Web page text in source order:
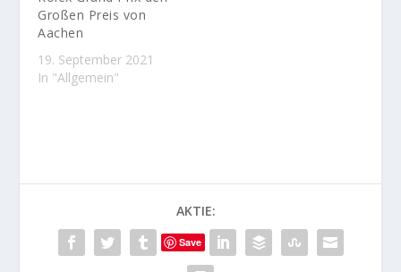
Großen Preis von
Aachen
19. September 2021
In "Allgemein"
AKTIE:
Save